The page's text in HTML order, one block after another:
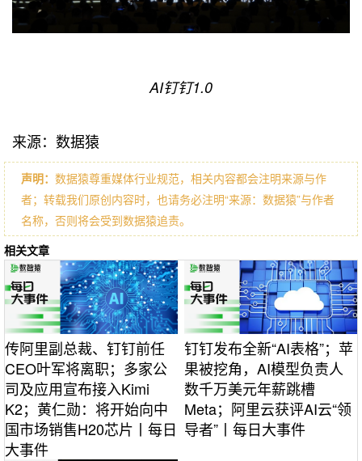
AI钉钉1.0
来源：数据猿
声明： 数据猿尊重媒体行业规范，相关内容都会注明来源与作
者；转载我们原创内容时，也请务必注明“来源：数据猿”与作者
名称，否则将会受到数据猿追责。
相关文章
传阿里副总裁、钉钉前任
CEO叶军将离职；多家公
司及应用宣布接入Kimi
K2；黄仁勋：将开始向中
国市场销售H20芯片丨每日
大事件
钉钉发布全新“AI表格”；苹
果被挖角，AI模型负责人
数千万美元年薪跳槽
Meta；阿里云获评AI云“领
导者”丨每日大事件